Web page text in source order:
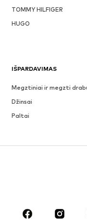
TOMMY HILFIGER
HUGO
IŠPARDAVIMAS
Megztiniai ir megzti
Džinsai
Paltai
Sijonai
Aksesuarai